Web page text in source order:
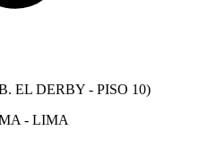
EL DERBY - PISO 10)
- LIMA